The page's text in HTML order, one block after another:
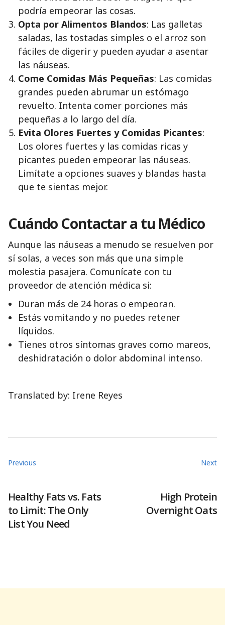
podría empeorar las cosas.
Opta por Alimentos Blandos: Las galletas
saladas, las tostadas simples o el arroz son
fáciles de digerir y pueden ayudar a asentar
las náuseas.
Come Comidas Más Pequeñas: Las comidas
grandes pueden abrumar un estómago
revuelto. Intenta comer porciones más
pequeñas a lo largo del día.
Evita Olores Fuertes y Comidas Picantes:
Los olores fuertes y las comidas ricas y
picantes pueden empeorar las náuseas.
Limítate a opciones suaves y blandas hasta
que te sientas mejor.
Cuándo Contactar a tu Médico
Aunque las náuseas a menudo se resuelven por
sí solas, a veces son más que una simple
molestia pasajera. Comunícate con tu
proveedor de atención médica si:
Duran más de 24 horas o empeoran.
Estás vomitando y no puedes retener
líquidos.
Tienes otros síntomas graves como mareos,
deshidratación o dolor abdominal intenso.
Translated by: Irene Reyes
Previous
Healthy Fats vs. Fats
to Limit: The Only
List You Need
Next
High Protein
Overnight Oats